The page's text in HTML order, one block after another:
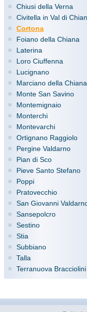
Chiusi della Verna
Civitella in Val di
Cortona
Foiano della Chiana
Laterina
Loro Ciuffenna
Lucignano
Marciano della Chiana
Monte San Savino
Montemignaio
Monterchi
Montevarchi
Ortignano Raggiolo
Pergine Valdarno
Pian di Sco
Pieve Santo Stefano
Poppi
Pratovecchio
San Giovanni
Sansepolcro
Sestino
Stia
Subbiano
Talla
Terranuova Bracciolini